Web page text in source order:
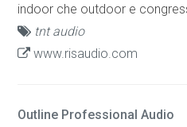
indoor che outdoor e
tnt audio
www.risaudio.com
Outline Professional Audio